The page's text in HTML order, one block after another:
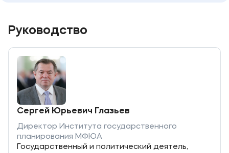
Руководство
Сергей Юрьевич Глазьев
Директор Института государственного
планирования МФЮА
Государственный и политический деятель,